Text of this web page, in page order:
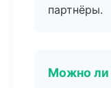
партнёры.
Можно ли